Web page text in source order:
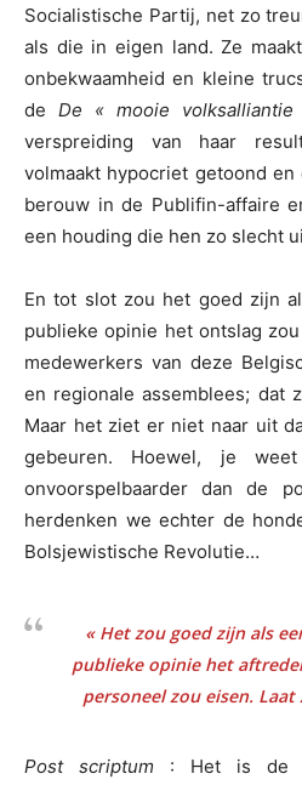
Socialistische Partij, net zo
als die in eigen land. Ze
onbekwaamheid en kleine
de De « mooie volksalliantie
verspreiding van haar
volmaakt hypocriet getoond
berouw in de Publifin-affaire
een houding die hen zo slecht
En tot slot zou het goed zijn
publieke opinie het ontslag
medewerkers van deze
en regionale assemblees; dat
Maar het ziet er niet naar uit
gebeuren. Hoewel, je
onvoorspelbaarder dan de
herdenken we echter de
Bolsjewistische Revolutie…
« Het zou goed zijn als
publieke opinie het
personeel zou eisen.
Post scriptum : Het is de